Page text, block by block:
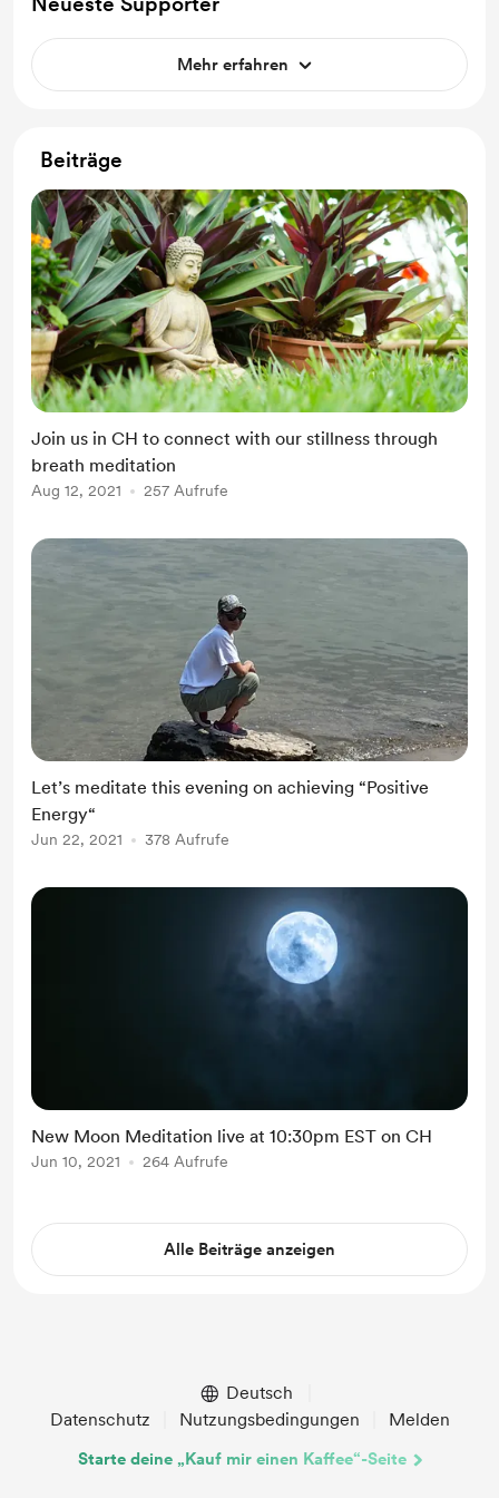
Mehr erfahren
Beiträge
Join us in CH to connect with our stillness through
breath meditation
Aug 12, 2021 257 Aufrufe
Let’s meditate this evening on achieving “Positive
Energy“
Jun 22, 2021 378 Aufrufe
New Moon Meditation live at 10:30pm EST on CH
Jun 10, 2021 264 Aufrufe
Alle Beiträge anzeigen
Deutsch
Datenschutz
Nutzungsbedingungen Melden
Starte deine „Kauf mir einen Kaffee“-Seite